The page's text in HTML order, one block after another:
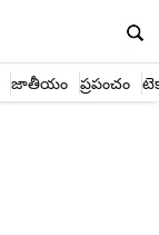
జాతీయం ప్రపంచం